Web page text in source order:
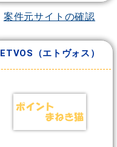
案件元サイトの確認
ETVOS（エトヴォス）